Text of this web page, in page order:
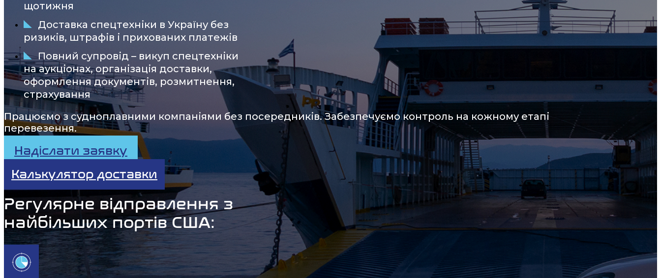
щотижня
Доставка спецтехніки в Україну без
ризиків, штрафів і прихованих платежів
Повний супровід – викуп спецтехніки
на аукціонах, організація доставки,
оформлення документів, розмитнення,
страхування
Працюємо з судноплавними компаніями без посередників. Забезпечуємо контроль на кожному етапі
перевезення.
Надіслати заявку
Калькулятор доставки
Регулярне відправлення з
найбільших портів США: